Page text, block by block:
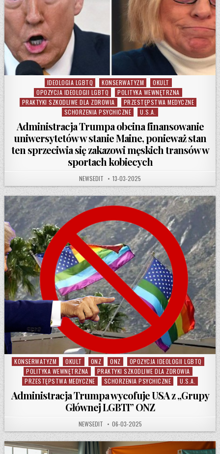
Posted in
IDEOLOGIA LGBTQ KONSERWATYZM
OKULT
OPOZYCJA IDEOLOGII LGBTQ
POLITYKA WEWNĘTRZNA
PRAKTYKI SZKODLIWE DLA ZDROWIA
PRZESTĘPSTWA MEDYCZNE
SCHORZENIA PSYCHICZNE
U.S.A.
Administracja Trumpa obcina finansowanie
uniwersytetów w stanie Maine, ponieważ stan
ten sprzeciwia się zakazowi męskich transów w
sportach kobiecych
AUTHOR:
NEWSEDIT PUBLISHED DATE:
13-03-2025
Posted in
KONSERWATYZM OKULT ONZ ONZ
OPOZYCJA IDEOLOGII LGBTQ
POLITYKA WEWNĘTRZNA
PRAKTYKI SZKODLIWE DLA ZDROWIA
PRZESTĘPSTWA MEDYCZNE
SCHORZENIA PSYCHICZNE U.S.A.
Administracja Trumpa wycofuje USA z „Grupy
Głównej LGBTI” ONZ
AUTHOR:
NEWSEDIT PUBLISHED DATE:
06-03-2025